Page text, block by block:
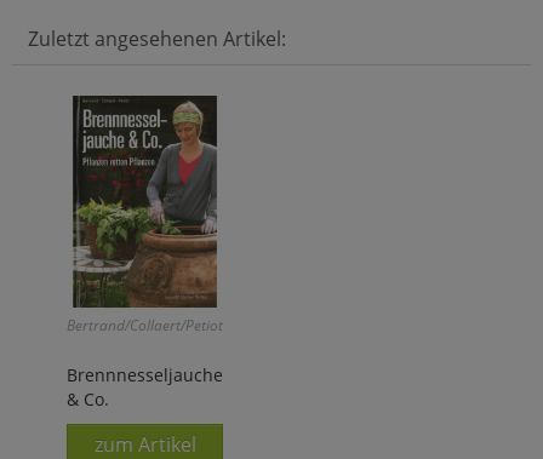
Zuletzt angesehenen Artikel:
Bertrand/Collaert/Petiot:
Brennnesseljauche
& Co.
zum Artikel